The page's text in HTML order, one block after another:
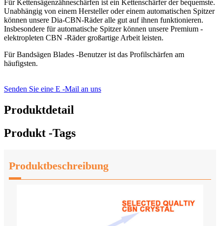
Für Kettensägenzähneschärfen ist ein Kettenschärfer der bequemste.
Unabhängig von einem Hersteller oder einem automatischen Spitzer
können unsere Dia-CBN-Räder alle gut auf ihnen funktionieren.
Insbesondere für automatische Spitzer können unsere Premium -
elektropleten CBN -Räder großartige Arbeit leisten.
Für Bandsägen Blades -Benutzer ist das Profilschärfen am
häufigsten.
Senden Sie eine E -Mail an uns
Produktdetail
Produkt -Tags
Produktbeschreibung